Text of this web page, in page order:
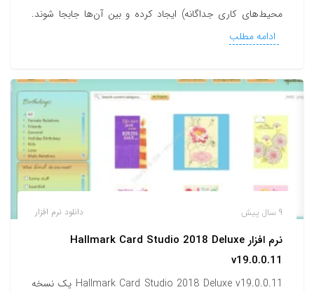
محیط‌های کاری جداگانه) ایجاد کرده و بین آن‌ها جابجا شوند.
ادامه مطلب
دانلود نرم افزار 9 سال پیش
نرم افزار Hallmark Card Studio 2018 Deluxe
v19.0.0.11
Hallmark Card Studio 2018 Deluxe v19.0.0.11 یک نسخه